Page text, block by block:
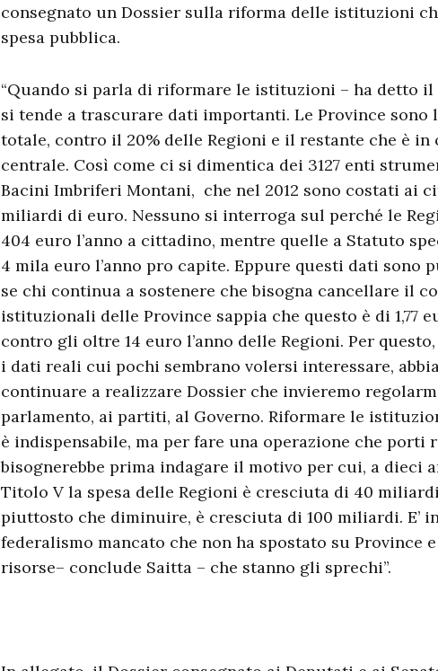
consegnato un Dossier sulla riforma delle istituzioni
spesa pubblica.
“Quando si parla di riformare le istituzioni – ha detto il
si tende a trascurare dati importanti. Le Province sono
totale, contro il 20% delle Regioni e il restante che è in
centrale. Così come ci si dimentica dei 3127 enti
Bacini Imbriferi Montani, che nel 2012 sono costati ai
miliardi di euro. Nessuno si interroga sul perché le
404 euro l’anno a cittadino, mentre quelle a Statuto
4 mila euro l’anno pro capite. Eppure questi dati sono
se chi continua a sostenere che bisogna cancellare il
istituzionali delle Province sappia che questo è di 1,77
contro gli oltre 14 euro l’anno delle Regioni. Per
i dati reali cui pochi sembrano volersi interessare,
continuare a realizzare Dossier che invieremo
parlamento, ai partiti, al Governo. Riformare le
è indispensabile, ma per fare una operazione che porti
bisognerebbe prima indagare il motivo per cui, a dieci
Titolo V la spesa delle Regioni è cresciuta di 40
piuttosto che diminuire, è cresciuta di 100 miliardi. E’
federalismo mancato che non ha spostato su Province
risorse– conclude Saitta – che stanno gli sprechi”.